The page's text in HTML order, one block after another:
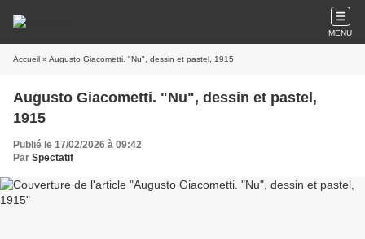
MENU
Accueil » Augusto Giacometti. "Nu", dessin et pastel, 1915
Augusto Giacometti. "Nu", dessin et pastel,
1915
Publié le 17/02/2026 à 09:42
Par Spectatif